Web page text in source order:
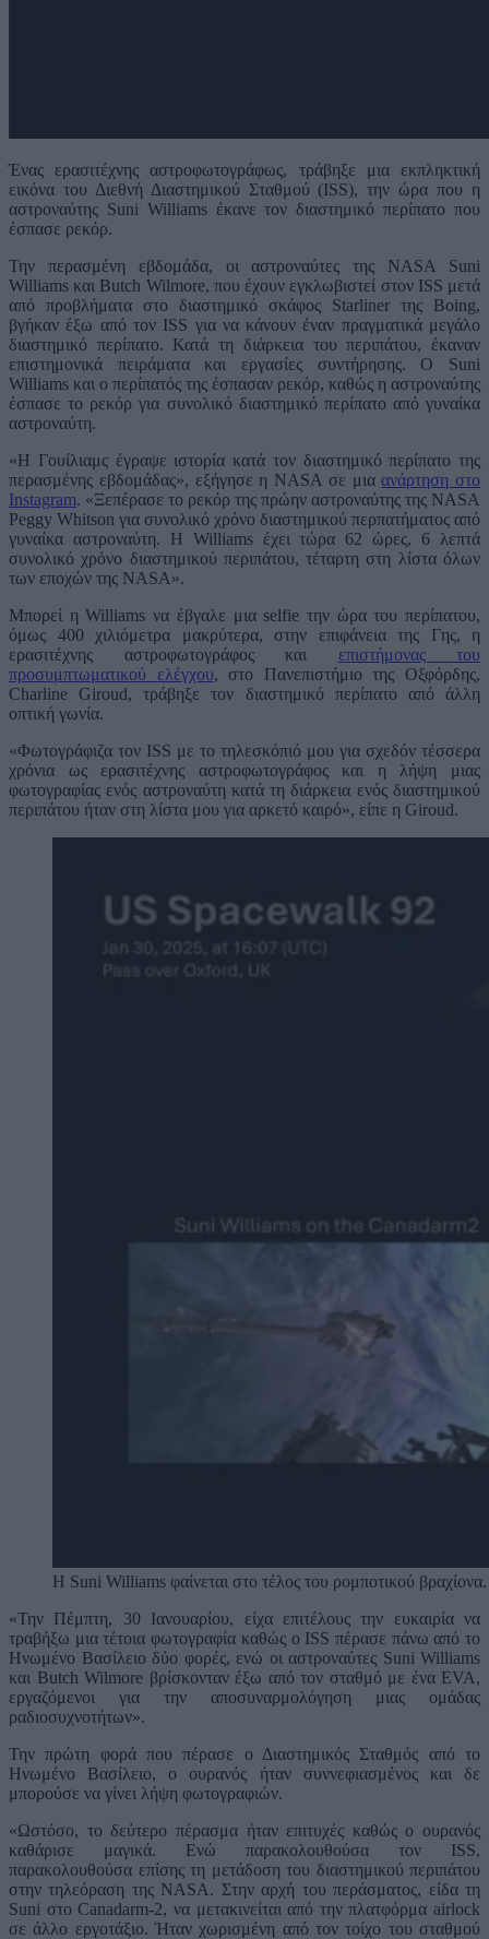
Ένας ερασιτέχνης αστροφωτογράφως, τράβηξε μια εκπληκτική
εικόνα του Διεθνή Διαστημικού Σταθμού (ISS), την ώρα που η
αστροναύτης Suni Williams έκανε τον διαστημικό περίπατο που
έσπασε ρεκόρ.
Την περασμένη εβδομάδα, οι αστροναύτες της NASA Suni
Williams και Butch Wilmore, που έχουν εγκλωβιστεί στον ISS μετά
από προβλήματα στο διαστημικό σκάφος Starliner της Boing,
βγήκαν έξω από τον ISS για να κάνουν έναν πραγματικά μεγάλο
διαστημικό περίπατο. Κατά τη διάρκεια του περιπάτου, έκαναν
επιστημονικά πειράματα και εργασίες συντήρησης. Ο Suni
Williams και ο περίπατός της έσπασαν ρεκόρ, καθώς η αστροναύτης
έσπασε το ρεκόρ για συνολικό διαστημικό περίπατο από γυναίκα
αστροναύτη.
«Η Γουίλιαμς έγραψε ιστορία κατά τον διαστημικό περίπατο της
περασμένης εβδομάδας», εξήγησε η NASA σε μια ανάρτηση στο
Instagram. «Ξεπέρασε το ρεκόρ της πρώην αστροναύτης της NASA
Peggy Whitson για συνολικό χρόνο διαστημικού περπατήματος από
γυναίκα αστροναύτη. Η Williams έχει τώρα 62 ώρες, 6 λεπτά
συνολικό χρόνο διαστημικού περιπάτου, τέταρτη στη λίστα όλων
των εποχών της NASA».
Μπορεί η Williams να έβγαλε μια selfie την ώρα του περίπατου,
όμως 400 χιλιόμετρα μακρύτερα, στην επιφάνεια της Γης, η
ερασιτέχνης αστροφωτογράφος και επιστήμονας του
προσυμπτωματικού ελέγχου, στο Πανεπιστήμιο της Οξφόρδης,
Charline Giroud, τράβηξε τον διαστημικό περίπατο από άλλη
οπτική γωνία.
«Φωτογράφιζα τον ISS με το τηλεσκόπιό μου για σχεδόν τέσσερα
χρόνια ως ερασιτέχνης αστροφωτογράφος και η λήψη μιας
φωτογραφίας ενός αστροναύτη κατά τη διάρκεια ενός διαστημικού
περιπάτου ήταν στη λίστα μου για αρκετό καιρό», είπε η Giroud.
Η Suni Williams φαίνεται στο τέλος του ρομποτικού βραχίονα.
«Την Πέμπτη, 30 Ιανουαρίου, είχα επιτέλους την ευκαιρία να
τραβήξω μια τέτοια φωτογραφία καθώς ο ISS πέρασε πάνω από το
Ηνωμένο Βασίλειο δύο φορές, ενώ οι αστροναύτες Suni Williams
και Butch Wilmore βρίσκονταν έξω από τον σταθμό με ένα EVA,
εργαζόμενοι για την αποσυναρμολόγηση μιας ομάδας
ραδιοσυχνοτήτων».
Την πρώτη φορά που πέρασε ο Διαστημικός Σταθμός από το
Ηνωμένο Βασίλειο, ο ουρανός ήταν συννεφιασμένος και δε
μπορούσε να γίνει λήψη φωτογραφιών.
«Ωστόσο, το δεύτερο πέρασμα ήταν επιτυχές καθώς ο ουρανός
καθάρισε μαγικά. Ενώ παρακολουθούσα τον ISS,
παρακολουθούσα επίσης τη μετάδοση του διαστημικού περιπάτου
στην τηλεόραση της NASA. Στην αρχή του περάσματος, είδα τη
Suni στο Canadarm-2, να μετακινείται από την πλατφόρμα airlock
σε άλλο εργοτάξιο. Ήταν χωρισμένη από τον τοίχο του σταθμού